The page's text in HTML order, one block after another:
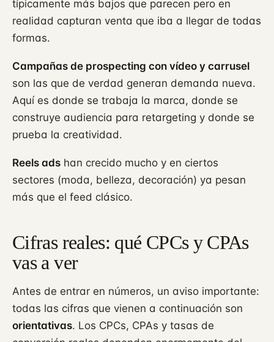
típicamente más bajos que parecen pero en
realidad capturan venta que iba a llegar de todas
formas.
Campañas de prospecting con vídeo y carrusel
son las que de verdad generan demanda nueva.
Aquí es donde se trabaja la marca, donde se
construye audiencia para retargeting y donde se
prueba la creatividad.
Reels ads han crecido mucho y en ciertos
sectores (moda, belleza, decoración) ya pesan
más que el feed clásico.
Cifras reales: qué CPCs y CPAs
vas a ver
Antes de entrar en números, un aviso importante:
todas las cifras que vienen a continuación son
orientativas. Los CPCs, CPAs y tasas de